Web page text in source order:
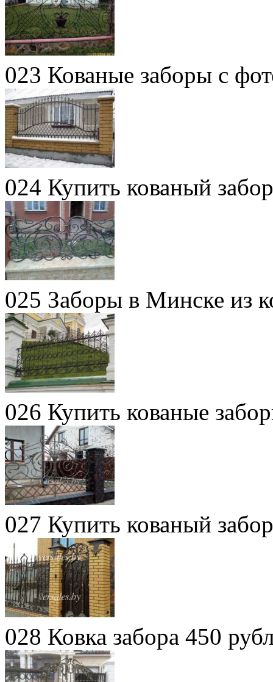
023 Кованые заборы с
024 Купить кованый
025 Заборы в Минске из
026 Купить кованые
027 Купить кованый
028 Ковка забора 450